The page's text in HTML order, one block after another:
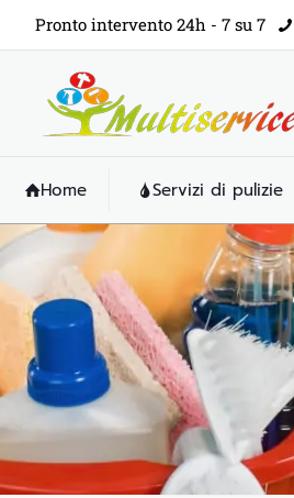
Pronto intervento 24h - 7 su 7
Home Servizi di pulizie